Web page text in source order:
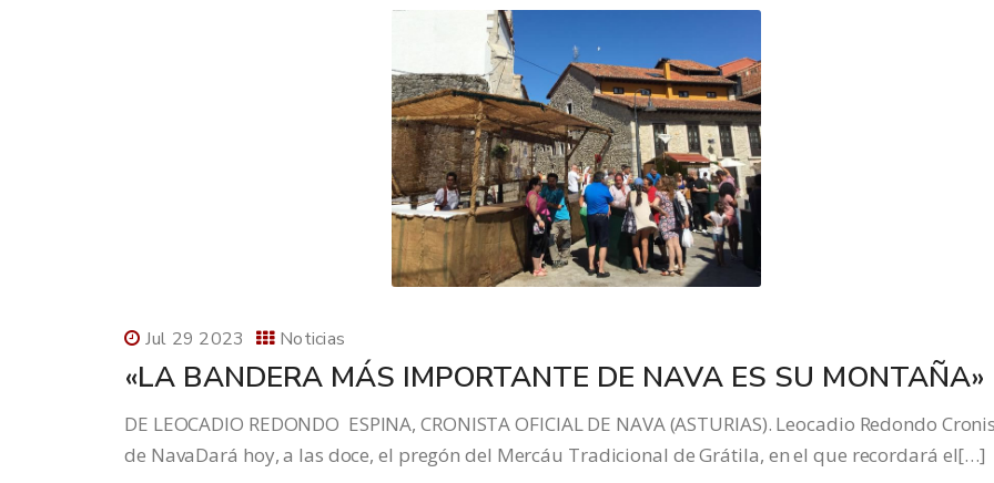
Jul 29 2023 Noticias
«LA BANDERA MÁS IMPORTANTE DE NAVA ES SU MONTAÑA»
DE LEOCADIO REDONDO ESPINA, CRONISTA OFICIAL DE NAVA (ASTURIAS). Leocadio Redondo
de NavaDará hoy, a las doce, el pregón del Mercáu Tradicional de Grátila, en el que recordará el[…]